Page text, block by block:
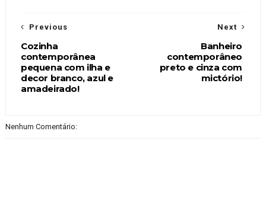
Next
Banheiro
contemporâneo
preto e cinza com
mictório!
Previous
Cozinha
contemporânea
pequena com ilha e
decor branco, azul e
amadeirado!
Nenhum Comentário: